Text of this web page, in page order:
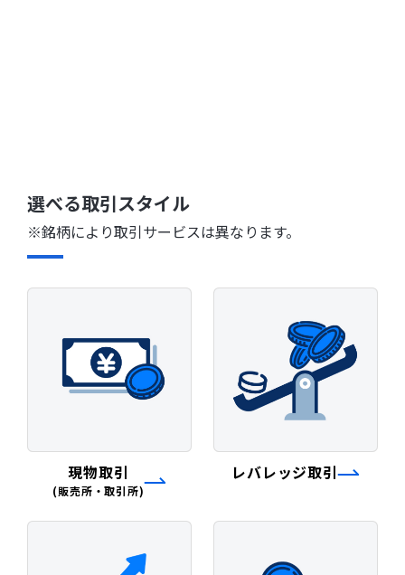
選べる取引スタイル
※銘柄により取引サービスは異なります。
現物取引
(販売所・取引所)
レバレッジ取引